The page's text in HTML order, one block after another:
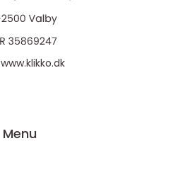
www.klikko.dk
Menu